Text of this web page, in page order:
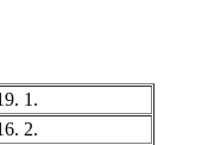
1.
2.